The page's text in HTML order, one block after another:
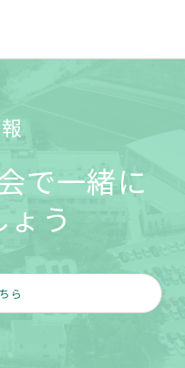
で一緒に
う
ら